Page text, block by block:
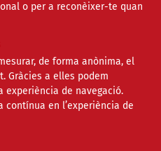
o per a reconèixer-te quan
de forma anònima, el
Gràcies a elles podem
de navegació.
contínua en l’experiència de
de
la nova